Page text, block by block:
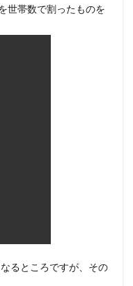
世帯数で割ったものを
るところですが、その